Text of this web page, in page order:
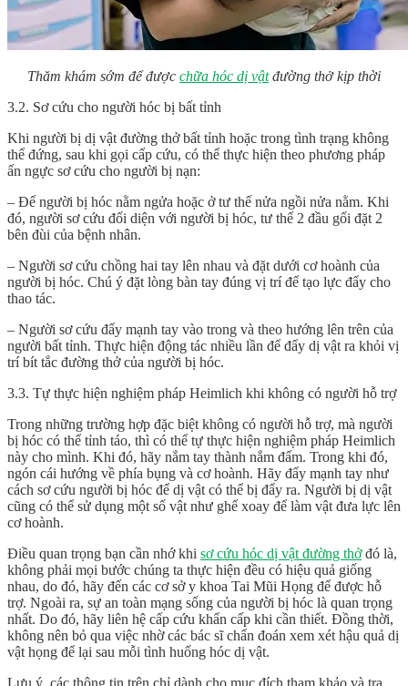
Thăm khám sớm để được chữa hóc dị vậtđường thở kịp thời
3.2. Sơ cứu cho người hóc bị bất tỉnh
Khi người bị dị vật đường thở bất tỉnh hoặc trong tình trạng không
thể đứng, sau khi gọi cấp cứu, có thể thực hiện theo phương pháp
ấn ngực sơ cứu cho người bị nạn:
– Để người bị hóc nằm ngửa hoặc ở tư thế nửa ngồi nửa nằm. Khi
đó, người sơ cứu đối diện với người bị hóc, tư thế 2 đầu gối đặt 2
bên đùi của bệnh nhân.
– Người sơ cứu chồng hai tay lên nhau và đặt dưới cơ hoành của
người bị hóc. Chú ý đặt lòng bàn tay đúng vị trí để tạo lực đẩy cho
thao tác.
– Người sơ cứu đẩy mạnh tay vào trong và theo hướng lên trên của
người bất tỉnh. Thực hiện động tác nhiều lần để đẩy dị vật ra khỏi vị
trí bít tắc đường thở của người bị hóc.
3.3. Tự thực hiện nghiệm pháp Heimlich khi không có người hỗ trợ
Trong những trường hợp đặc biệt không có người hỗ trợ, mà người
bị hóc có thể tỉnh táo, thì có thể tự thực hiện nghiệm pháp Heimlich
này cho mình. Khi đó, hãy nắm tay thành nắm đấm. Trong khi đó,
ngón cái hướng về phía bụng và cơ hoành. Hãy đẩy mạnh tay như
cách sơ cứu người bị hóc để dị vật có thể bị đẩy ra. Người bị dị vật
cũng có thể sử dụng một số vật như ghế xoay để làm vật đưa lực lên
cơ hoành.
Điều quan trọng bạn cần nhớ khi sơ cứu hóc dị vật đường thởđó là,
không phải mọi bước chúng ta thực hiện đều có hiệu quả giống
nhau, do đó, hãy đến các cơ sở y khoa Tai Mũi Họng để được hỗ
trợ. Ngoài ra, sự an toàn mạng sống của người bị hóc là quan trọng
nhất. Do đó, hãy liên hệ cấp cứu khẩn cấp khi cần thiết. Đồng thời,
không nên bỏ qua việc nhờ các bác sĩ chẩn đoán xem xét hậu quả dị
vật họng để lại sau mỗi tình huống hóc dị vật.